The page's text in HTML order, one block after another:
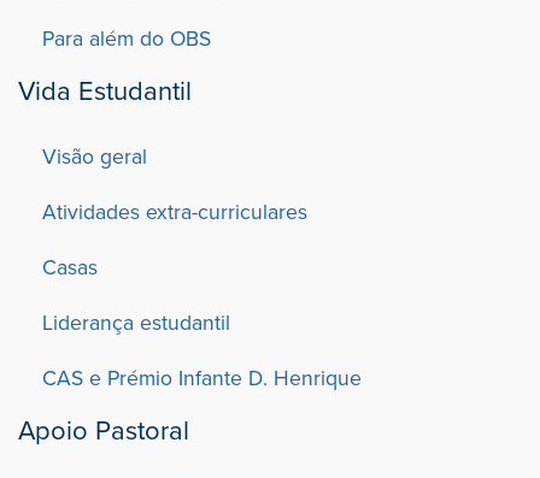
Para além do OBS
Vida Estudantil
Visão geral
Atividades extra-curriculares
Casas
Liderança estudantil
CAS e Prémio Infante D. Henrique
Apoio Pastoral